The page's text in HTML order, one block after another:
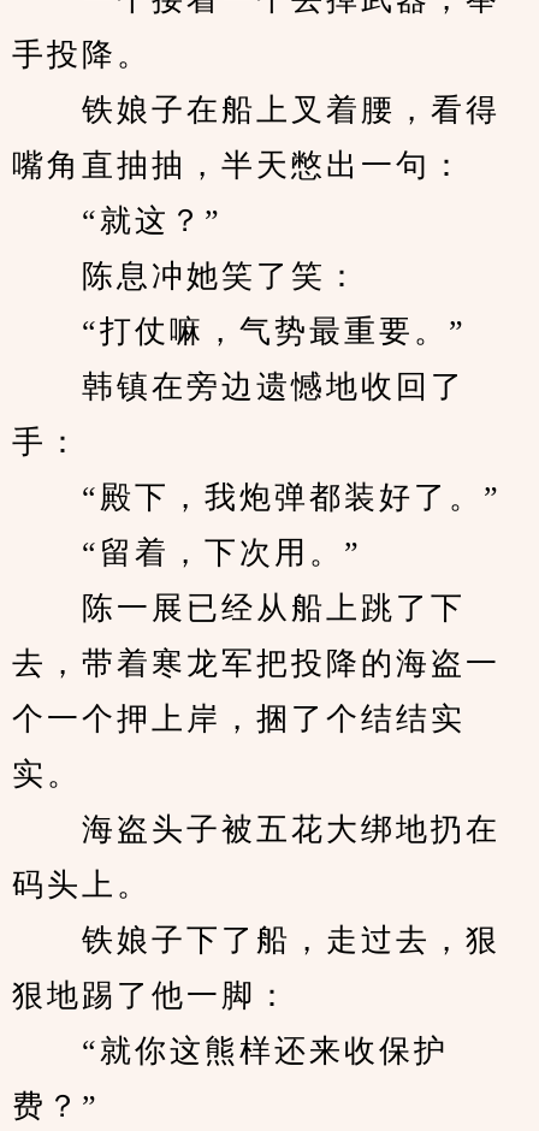
手投降。
铁娘子在船上叉着腰，看得
嘴角直抽抽，半天憋出一句：
“就这？”
陈息冲她笑了笑：
“打仗嘛，气势最重要。”
韩镇在旁边遗憾地收回了
手：
“殿下，我炮弹都装好了。”
“留着，下次用。”
陈一展已经从船上跳了下
去，带着寒龙军把投降的海盗一
个一个押上岸，捆了个结结实
实。
海盗头子被五花大绑地扔在
码头上。
铁娘子下了船，走过去，狠
狠地踢了他一脚：
“就你这熊样还来收保护
费？”